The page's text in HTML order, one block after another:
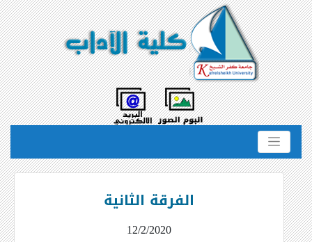
الفرقة الثانية
12/2/2020